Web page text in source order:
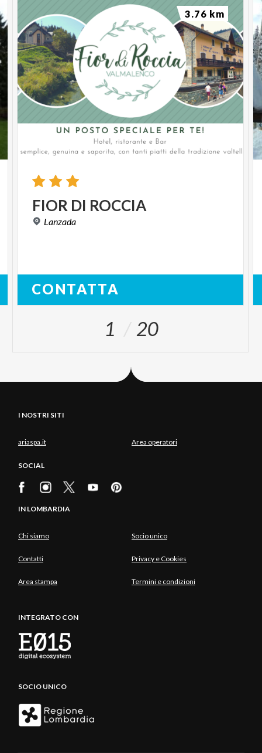
FIOR DI ROCCIA
Lanzada
CONTATTA
3.76 km
1 20
I NOSTRI SITI
ariaspa.it Area operatori
SOCIAL
IN LOMBARDIA
Chi siamo Socio unico
Contatti Privacy e Cookies
Area stampa Termini e condizioni
INTEGRATO CON
SOCIO UNICO